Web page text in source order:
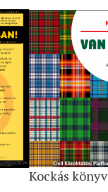
Kockás könyv